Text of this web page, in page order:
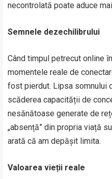
necontrolată poate aduce
Semnele dezechilibrului
Când timpul petrecut online
momentele reale de
fost pierdut. Lipsa somnului
scăderea capacității de
nesănătoase generate de
„absență” din propria viață
arată că am depășit limita.
Valoarea vieții reale